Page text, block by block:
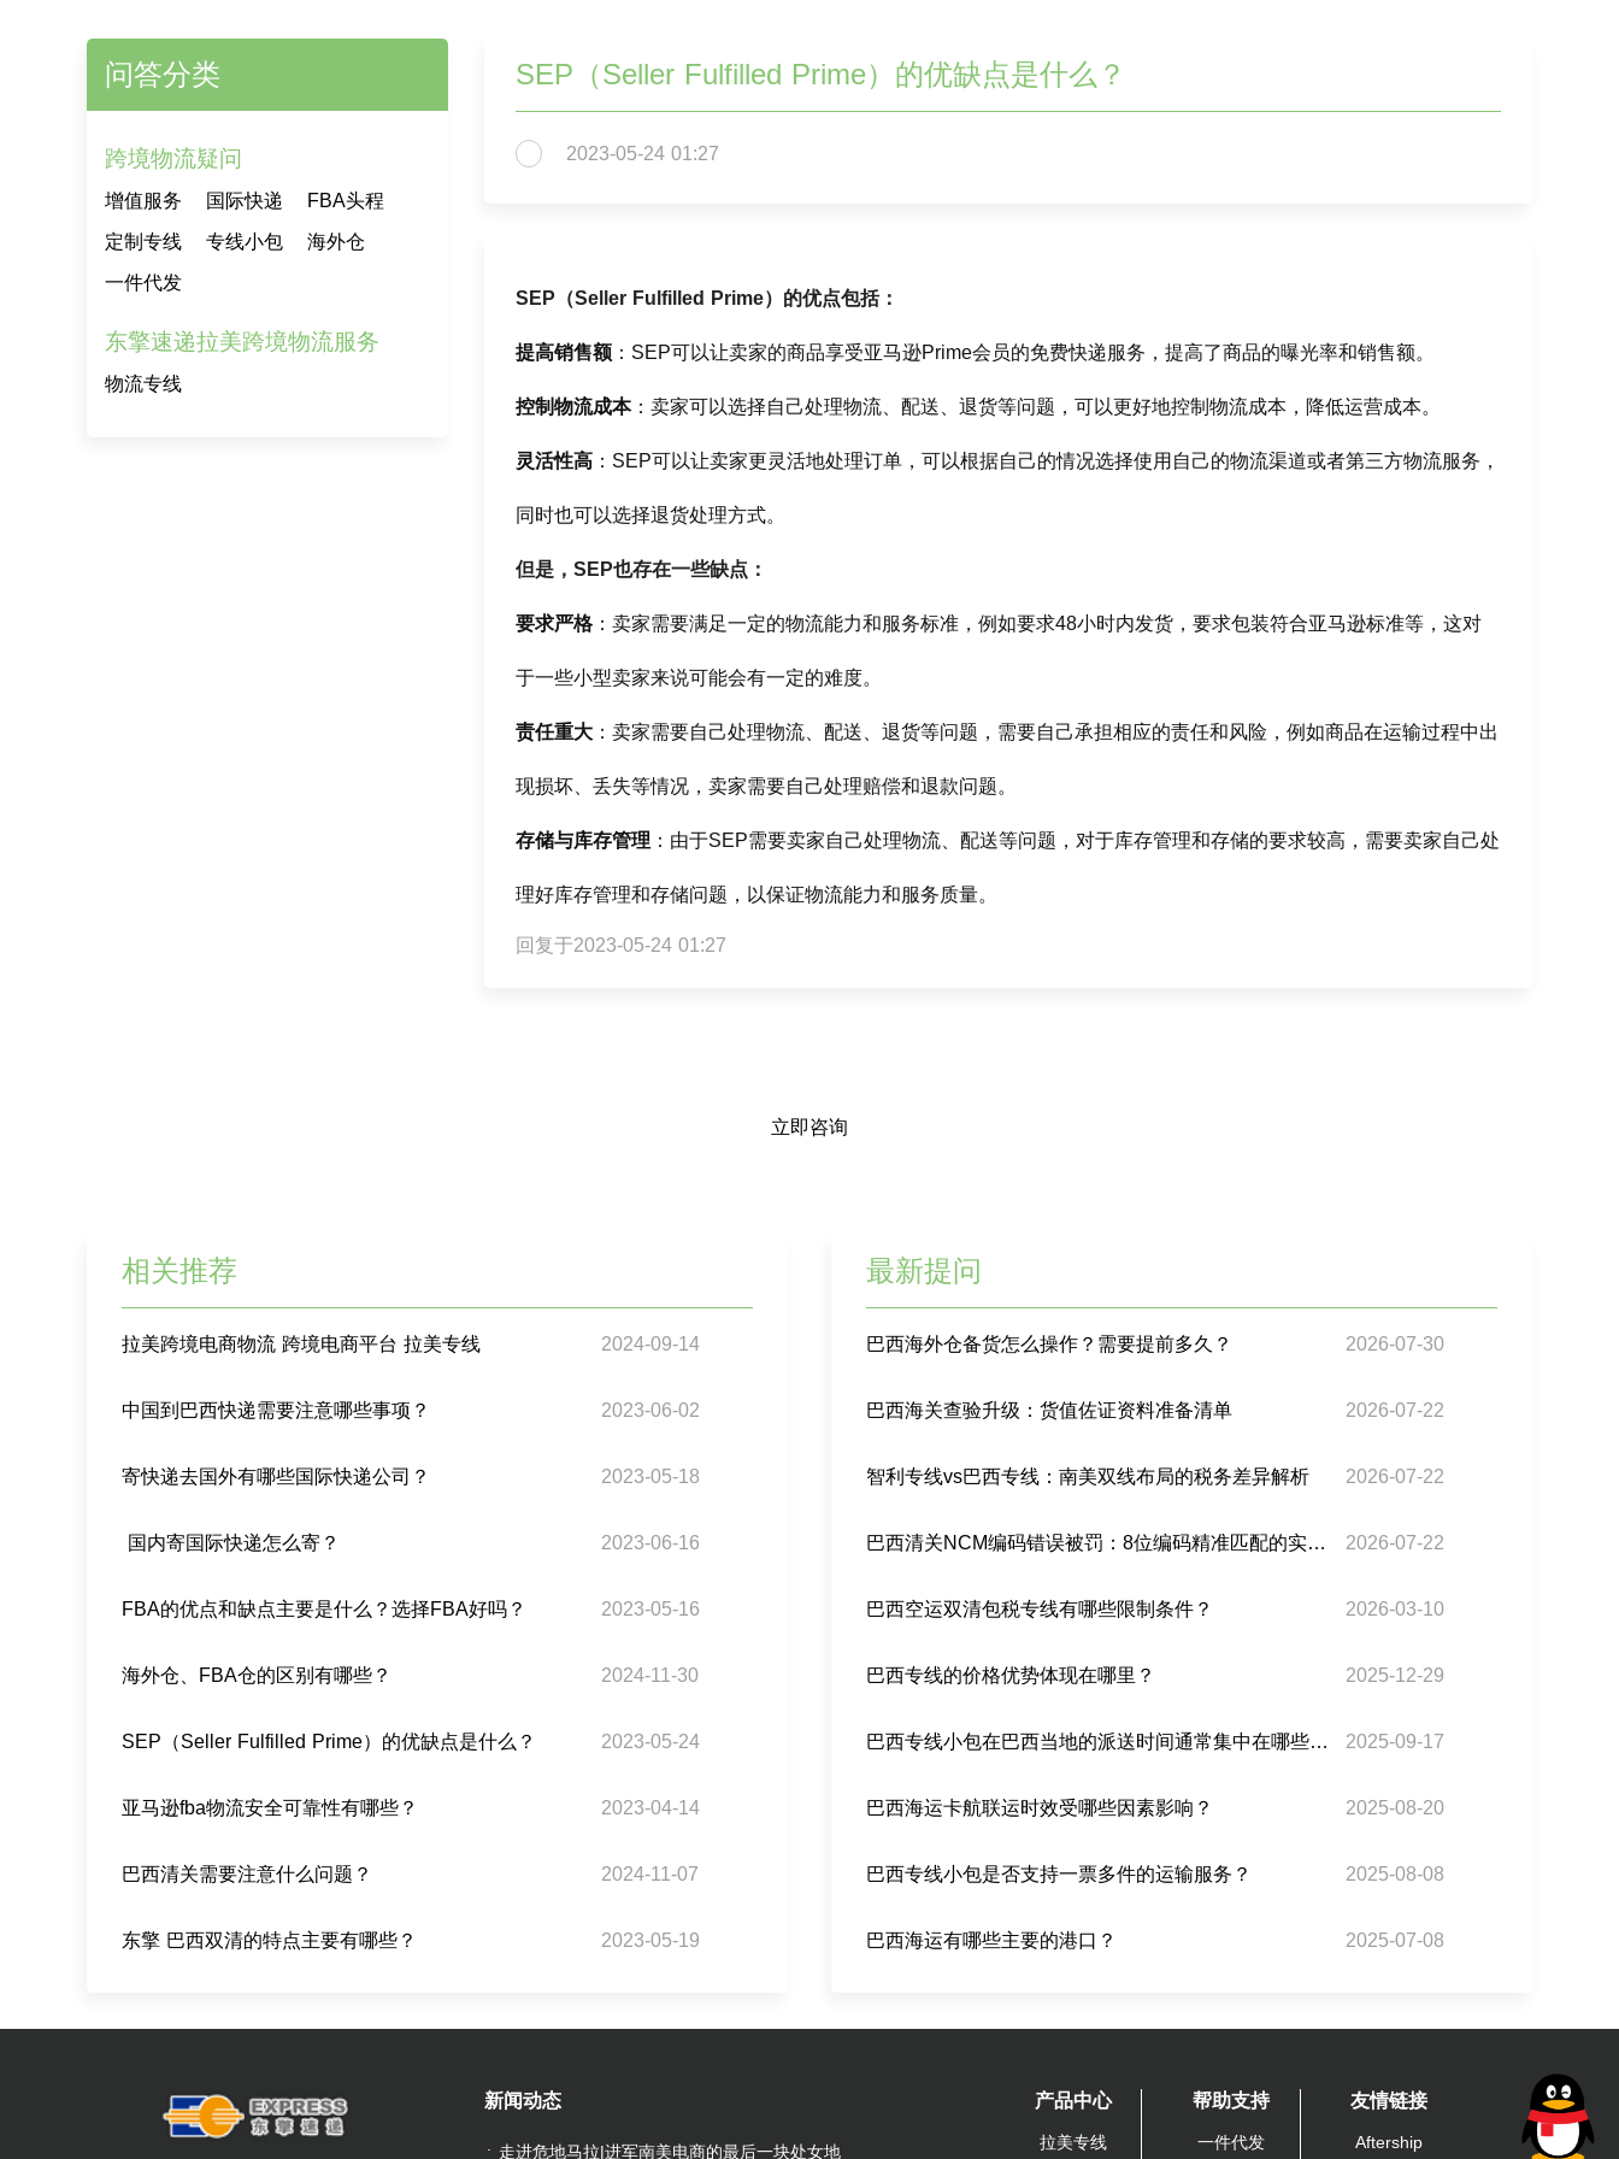
问答分类
跨境物流疑问
增值服务 国际快递
FBA头程
定制专线
专线小包
海外仓
一件代发
东擎速递拉美跨境物流服务
物流专线
SEP（Seller Fulfilled Prime）的优缺点是什么？
2023-05-24 01:27
SEP（Seller Fulfilled Prime）的优点包括：
提高销售额 ：SEP可以让卖家的商品享受亚马逊Prime会员的免费快递服务，提高了商品的曝光率和销售额。
控制物流成本：卖家可以选择自己处理物流、配送、退货等问题，可以更好地控制物流成本，降低运营成本。
灵活性高 ：SEP可以让卖家更灵活地处理订单，可以根据自己的情况选择使用自己的物流渠道或者第三方物流服务，
同时也可以选择退货处理方式。
但是，SEP也存在一些缺点：
要求严格：卖家需要满足一定的物流能力和服务标准，例如要求48小时内发货，要求包装符合亚马逊标准等，这对
于一些小型卖家来说可能会有一定的难度。
责任重大 ：卖家需要自己处理物流、配送、退货等问题，需要自己承担相应的责任和风险，例如商品在运输过程中出
现损坏、丢失等情况，卖家需要自己处理赔偿和退款问题。
存储与库存管理 ：由于SEP需要卖家自己处理物流、配送等问题，对于库存管理和存储的要求较高，需要卖家自己处
理好库存管理和存储问题，以保证物流能力和服务质量。
回复于2023-05-24 01:27
立即咨询
最新提问
巴西海外仓备货怎么操作？需要提前多久？ 2026-07-30
巴西海关查验升级：货值佐证资料准备清单 2026-07-22
智利专线vs巴西专线：南美双线布局的税务差异解析 2026-07-22
巴西清关NCM编码错误被罚：8位编码精准匹配的实操方法 2026-07-22
巴西空运双清包税专线有哪些限制条件？ 2026-03-10
巴西专线的价格优势体现在哪里？ 2025-12-29
巴西专线小包在巴西当地的派送时间通常集中在哪些时段？ 2025-09-17
巴西海运卡航联运时效受哪些因素影响？ 2025-08-20
巴西专线小包是否支持一票多件的运输服务？ 2025-08-08
巴西海运有哪些主要的港口？ 2025-07-08
相关推荐
拉美跨境电商物流 跨境电商平台 拉美专线 2024-09-14
中国到巴西快递需要注意哪些事项？ 2023-06-02
寄快递去国外有哪些国际快递公司？ 2023-05-18
​ 国内寄国际快递怎么寄？ 2023-06-16
FBA的优点和缺点主要是什么？选择FBA好吗？ 2023-05-16
海外仓、FBA仓的区别有哪些？ 2024-11-30
SEP（Seller Fulfilled Prime）的优缺点是什么？ 2023-05-24
亚马逊fba物流安全可靠性有哪些？ 2023-04-14
巴西清关需要注意什么问题？ 2024-11-07
东擎 巴西双清的特点主要有哪些？ 2023-05-19
新闻动态
走进危地马拉|进军南美电商的最后一块处女地
产品中心
拉美专线
帮助支持
一件代发
友情链接
Aftership